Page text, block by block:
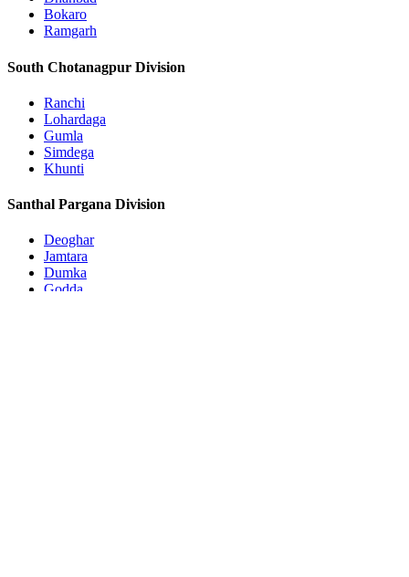
Bokaro
Ramgarh
South Chotanagpur Division
Ranchi
Lohardaga
Gumla
Simdega
Khunti
Santhal Pargana Division
Deoghar
Jamtara
Dumka
Godda